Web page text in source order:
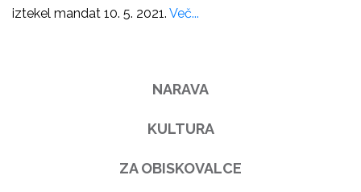
iztekel mandat 10. 5. 2021. Več...
NARAVA
KULTURA
ZA OBISKOVALCE